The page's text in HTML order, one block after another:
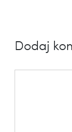
Dodaj